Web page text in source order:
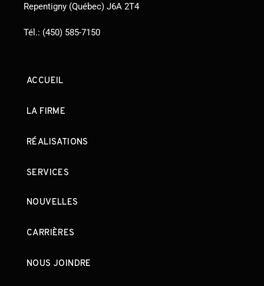
Repentigny (Québec) J6A 2T4
Tél.: (450) 585-7150
ACCUEIL
LA FIRME
RÉALISATIONS
SERVICES
NOUVELLES
CARRIÈRES
NOUS JOINDRE